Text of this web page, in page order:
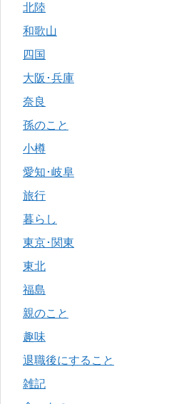
北陸
和歌山
四国
大阪･兵庫
奈良
孫のこと
小樽
愛知･岐阜
旅行
暮らし
東京･関東
東北
福島
親のこと
趣味
退職後にすること
雑記